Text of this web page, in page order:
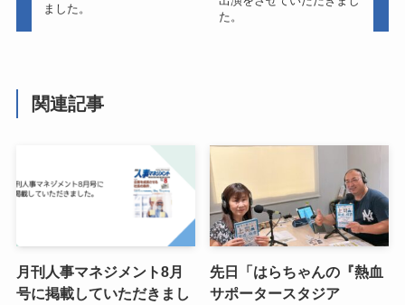
ました。
た。
関連記事
月刊人事マネジメント8月
号に掲載していただきまし
先日「はらちゃんの『熱血
サポータースタジア